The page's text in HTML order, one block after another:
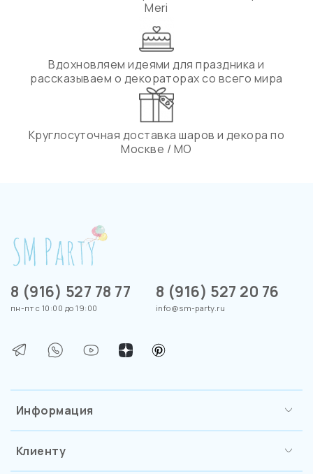
Meri
Вдохновляем идеями для праздника и
рассказываем о декораторах со всего мира
Круглосуточная доставка шаров и декора по
Москве / МО
Информация
Клиенту
8 (916) 527 78 77
пн-пт с 10:00 до 19:00
8 (916) 527 20 76
info@sm-party.ru